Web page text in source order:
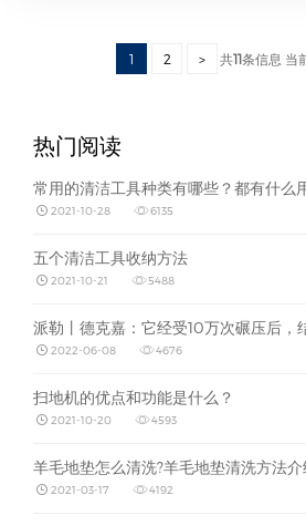
1 2 > 共11条信息 当
热门阅读
常用的清洁工具种类有哪些？都有什么
2021-10-28 6135
五个清洁工具收纳方法
2021-10-21 5488
派勒丨德克嘉：它经受10万次碾压后，
2022-06-08 4676
扫地机的优点和功能是什么？
2021-10-20 4593
羊毛地垫怎么清洗?羊毛地垫清洗方法介
2021-03-17 4192